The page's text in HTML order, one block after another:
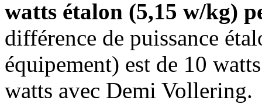
watts étalon (5,15 w/kg)
différence de puissance
équipement) est de 10
watts avec Demi Vollering.